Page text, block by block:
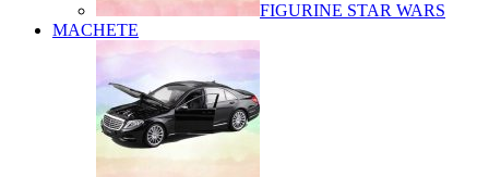
FIGURINE STAR WARS
MACHETE